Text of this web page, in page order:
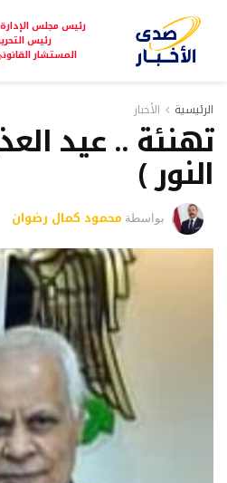
رئيس مجلس
رئيس
المستشار
الرئيسية الأخبار
تهنئة .. عيد
النور )
بواسطة محمود كمال رضوان